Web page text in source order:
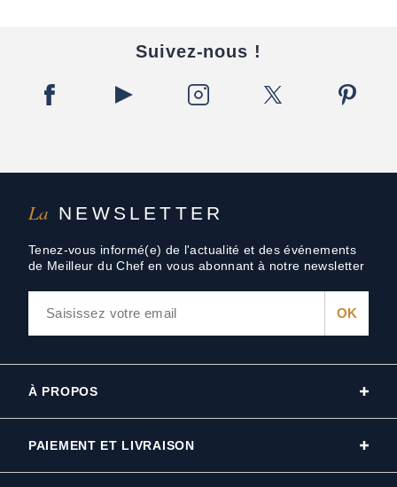
La NEWSLETTER
Tenez-vous informé(e) de l'actualité et des événements
de Meilleur du Chef en vous abonnant à notre newsletter
Suivez-nous !
À PROPOS
PAIEMENT ET LIVRAISON